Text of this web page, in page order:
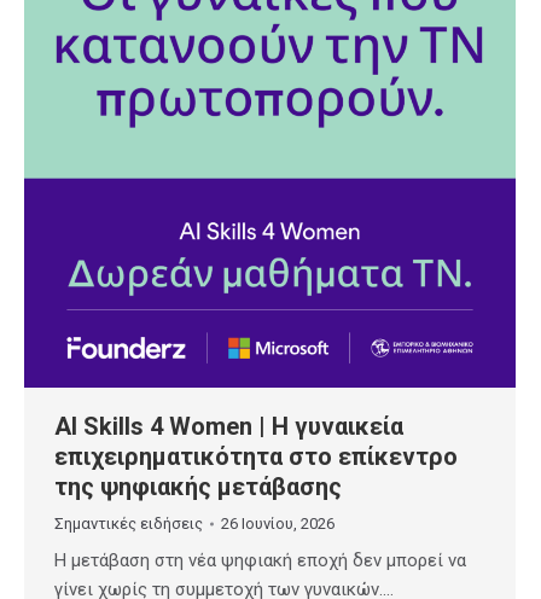
AI Skills 4 Women | Η γυναικεία
επιχειρηματικότητα στο επίκεντρο
της ψηφιακής μετάβασης
Σημαντικές ειδήσεις 26 Ιουνίου, 2026
Η μετάβαση στη νέα ψηφιακή εποχή δεν μπορεί να
γίνει χωρίς τη συμμετοχή των γυναικών.…